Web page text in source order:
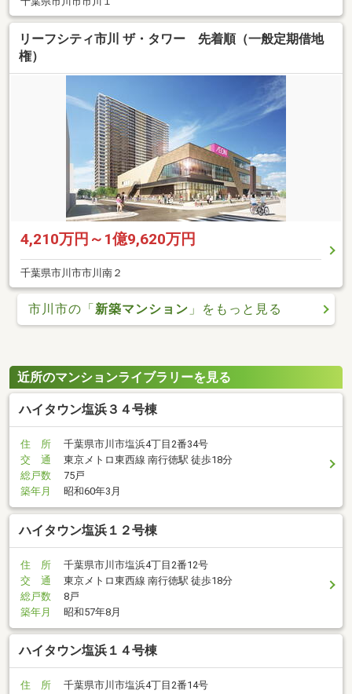
リーフシティ市川 ザ・タワー 先着順（一般定期借地
権）
4,210万円～1億9,620万円
千葉県市川市市川南２
市川市の「 新築マンション 」をもっと見る
近所のマンションライブラリーを見る
ハイタウン塩浜３４号棟
住 所
千葉県市川市塩浜4丁目2番34号
交 通
東京メトロ東西線 南行徳駅 徒歩18分
総戸数
75戸
築年月
昭和60年3月
ハイタウン塩浜１２号棟
住 所
千葉県市川市塩浜4丁目2番12号
交 通
東京メトロ東西線 南行徳駅 徒歩18分
総戸数
8戸
築年月
昭和57年8月
ハイタウン塩浜１４号棟
住 所
千葉県市川市塩浜4丁目2番14号